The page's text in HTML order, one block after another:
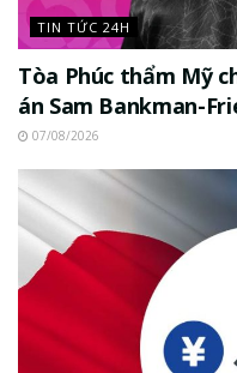
TIN TỨC 24H
Tòa Phúc thẩm Mỹ
án Sam Bankman-
07/08/2026